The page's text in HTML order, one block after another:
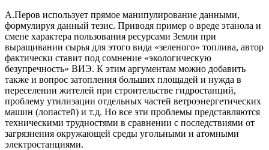
А.Перов использует прямое манипулирование данными,
формулируя данный тезис. Приводя пример о вреде этанола и
смене характера пользования ресурсами Земли при
выращивании сырья для этого вида «зеленого» топлива, автор
фактически ставит под сомнение «экологическую
безупречность» ВИЭ. К этим аргументам можно добавить
также и вопрос затопления больших площадей и нужда в
переселении жителей при строительстве гидростанций,
проблему утилизации отдельных частей ветроэнергетических
машин (лопастей) и т.д. Но все эти проблемы представляются
техническими трудностями в сравнении с последствиями от
загрязнения окружающей среды угольными и атомными
электростанциями.